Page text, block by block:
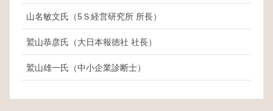
山名敏文氏（5Ｓ経営研究所 所長）
鷲山恭彦氏（大日本報徳社 社長）
鷲山雄一氏（中小企業診断士）